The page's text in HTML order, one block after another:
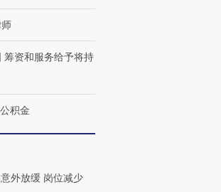
为“蟑螂”的印
街头抗争将教
台
机”？难民潮撕裂西班牙
飞地休达
【商旅对话】华住集团
筹资和服务给予将持
积金
外放缓 岗位减少